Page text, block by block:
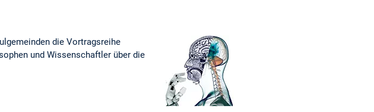
die Vortragsreihe
und Wissenschaftler über die